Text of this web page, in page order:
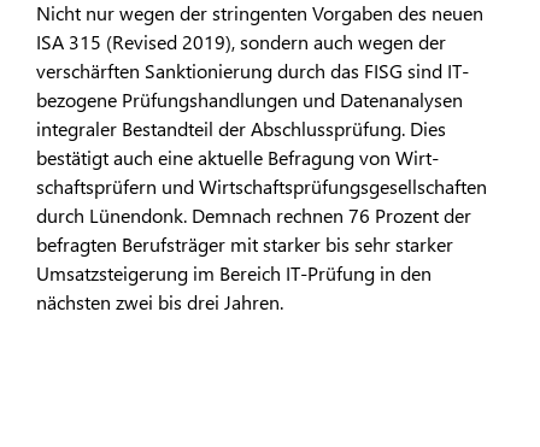
Nicht nur wegen der stringenten Vorgaben des neuen
ISA 315 (Revised 2019), sondern auch wegen der
verschärften Sankti­onierung durch das FISG sind IT-
bezogene Prüfungshandlun­gen und Datenanalysen
integraler Bestandteil der Abschluss­prüfung. Dies
bestätigt auch eine aktuelle Befragung von Wirt­
schaftsprüfern und Wirtschaftsprüfungsgesellschaften
durch Lünendonk. Demnach rechnen 76 Prozent der
befragten Be­rufsträger mit starker bis sehr starker
Umsatzsteigerung im Bereich IT-Prüfung in den
nächsten zwei bis drei Jahren.